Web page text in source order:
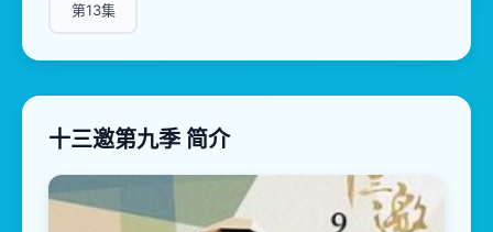
第13集
十三邀第九季 简介